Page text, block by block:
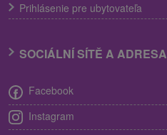
Prihlásenie pre ubytovateľa
SOCIÁLNÍ SÍTĚ A ADRESA
Facebook
Instagram